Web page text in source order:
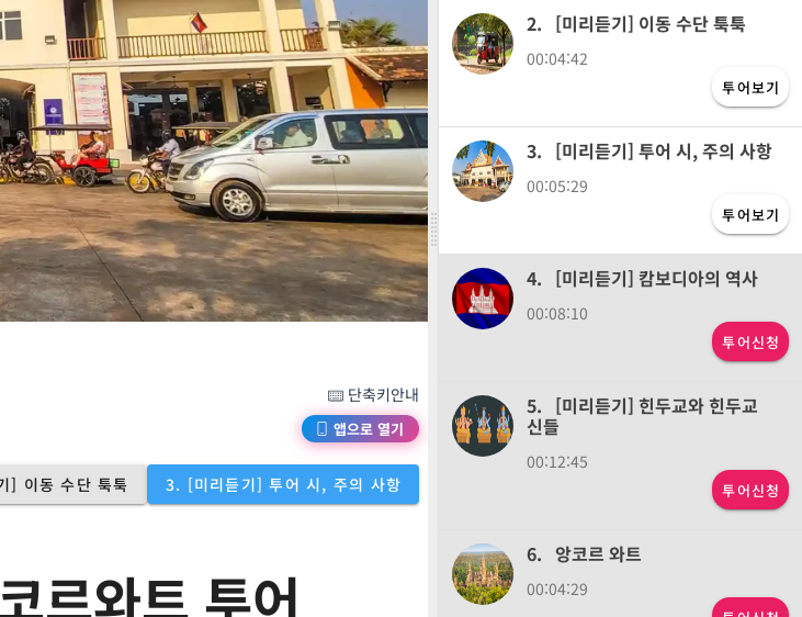
단축키안내
앱으로 열기
] 이동 수단 툭툭 3. [미리듣기] 투어 시, 주의 사항
르와트 투어
2. [미리듣기] 이동 수단 툭툭
00:04:42
투어보기
3. [미리듣기] 투어 시, 주의 사항
00:05:29
투어보기
4. [미리듣기] 캄보디아의 역사
00:08:10
투어신청
5. [미리듣기] 힌두교와 힌두교
신들
00:12:45
투어신청
6. 앙코르 와트
00:04:29